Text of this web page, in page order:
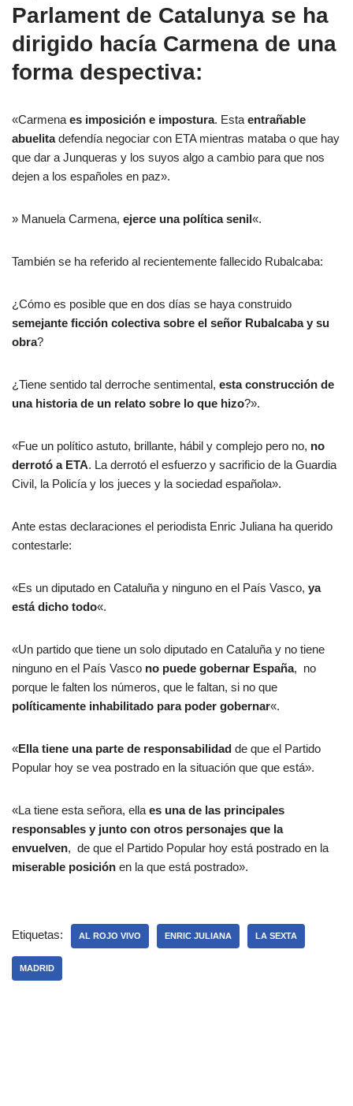
Parlament de Catalunya se ha
dirigido hacía Carmena de una
forma despectiva:
«Carmena es imposición e impostura. Esta entrañable
abuelitadefendía negociar con ETA mientras mataba o que hay
que dar a Junqueras y los suyos algo a cambio para que nos
dejen a los españoles en paz».
» Manuela Carmena, ejerce una política senil«.
También se ha referido al recientemente fallecido Rubalcaba:
¿Cómo es posible que en dos días se haya construido
semejante ficción colectiva sobre el señor Rubalcaba y su
obra?
¿Tiene sentido tal derroche sentimental, esta construcción de
una historia de un relato sobre lo que hizo?».
«Fue un político astuto, brillante, hábil y complejo pero no, no
derrotó a ETA. La derrotó el esfuerzo y sacrificio de la Guardia
Civil, la Policía y los jueces y la sociedad española».
Ante estas declaraciones el periodista Enric Juliana ha querido
contestarle:
«Es un diputado en Cataluña y ninguno en el País Vasco, ya
está dicho todo«.
«Un partido que tiene un solo diputado en Cataluña y no tiene
ninguno en el País Vasco no puede gobernar España, no
porque le falten los números, que le faltan, si no que
políticamente inhabilitado para poder gobernar«.
«Ella tiene una parte de responsabilidad de que el Partido
Popular hoy se vea postrado en la situación que que está».
«La tiene esta señora, ella es una de las principales
responsables y junto con otros personajes que la
envuelven, de que el Partido Popular hoy está postrado en la
miserable posición en la que está postrado».
Etiquetas: AL ROJO VIVO ENRIC JULIANA LA SEXTA
MADRID